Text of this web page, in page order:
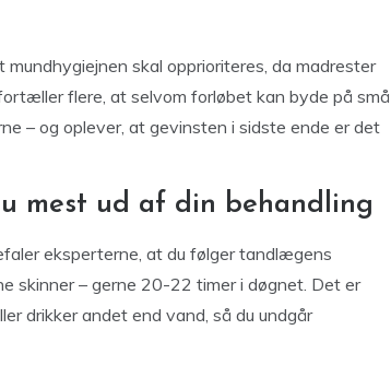
skal opprioriteres, da madrester
flere, at selvom forløbet kan byde på små
– og oplever, at gevinsten i sidste ende er det
mest ud af din behandling
eksperterne, at du følger tandlægens
skinner – gerne 20-22 timer i døgnet. Det er
drikker andet end vand, så du undgår